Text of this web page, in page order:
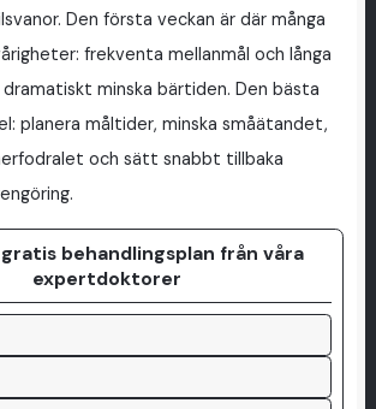
Den första veckan är där många
frekventa mellanmål och långa
minska bärtiden. Den bästa
planera måltider, minska småätandet,
och sätt snabbt tillbaka
gratis behandlingsplan från våra
expertdoktorer